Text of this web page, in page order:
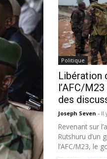
Politique
Libération
l’AFC/
des
Joseph Seven - Il
Revenant sur
Rutshuru d’un
l’AFC/M23, le